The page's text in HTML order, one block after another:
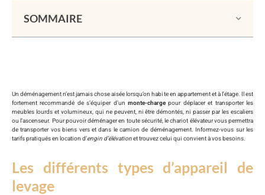
SOMMAIRE
Un déménagement n’est jamais chose aisée lorsqu’on habite en appartement et à l’étage. Il est
fortement recommandé de s’équiper d’un monte-chargepour déplacer et transporter les
meubles lourds et volumineux, qui ne peuvent, ni être démontés, ni passer par les escaliers
ou l’ascenseur. Pour pouvoir déménager en toute sécurité, le chariot élévateur vous permettra
de transporter vos biens vers et dans le camion de déménagement. Informez-vous sur les
tarifs pratiqués en location d’engin d’élévationet trouvez celui qui convient à vos besoins.
Les différents types d’appareil de
levage